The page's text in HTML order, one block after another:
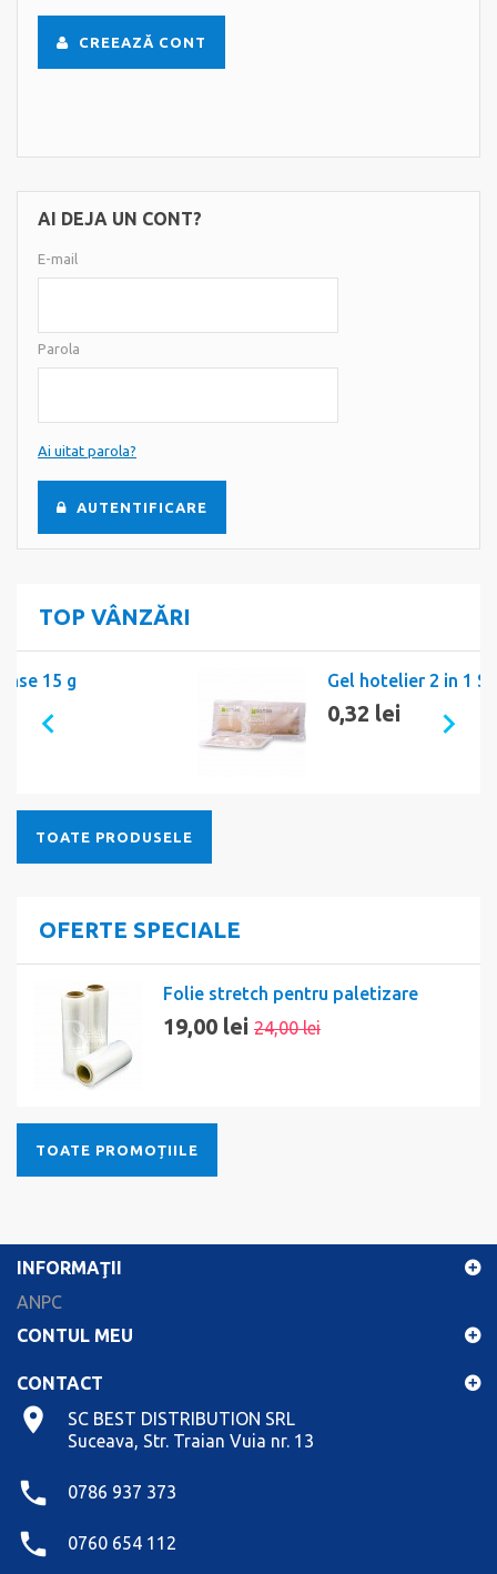
CREEAZĂ CONT
AI DEJA UN CONT?
E-mail
Parola
Ai uitat parola?
AUTENTIFICARE
TOP VÂNZĂRI
Gel hotelier 2 in 1 Sense - 10ml
0,32 lei
TOATE PRODUSELE
OFERTE SPECIALE
Folie stretch pentru paletizare
19,00 lei 24,00 lei
TOATE PROMOȚIILE
INFORMAŢII
ANPC
CONTUL MEU
CONTACT
SC BEST DISTRIBUTION SRL
Suceava, Str. Traian Vuia nr. 13
0786 937 373
0760 654 112